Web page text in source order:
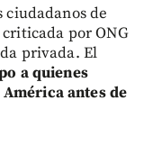
de
por ONG
privada. El
a quienes
antes de